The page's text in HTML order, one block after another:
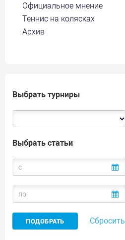
Официальное мнение
Теннис на колясках
Архив
Выбрать турниры
Выбрать статьи
Сбросить